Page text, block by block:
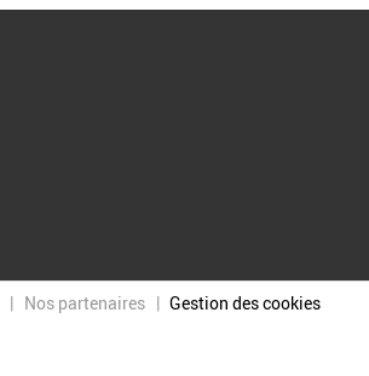
Nos partenaires Gestion des cookies